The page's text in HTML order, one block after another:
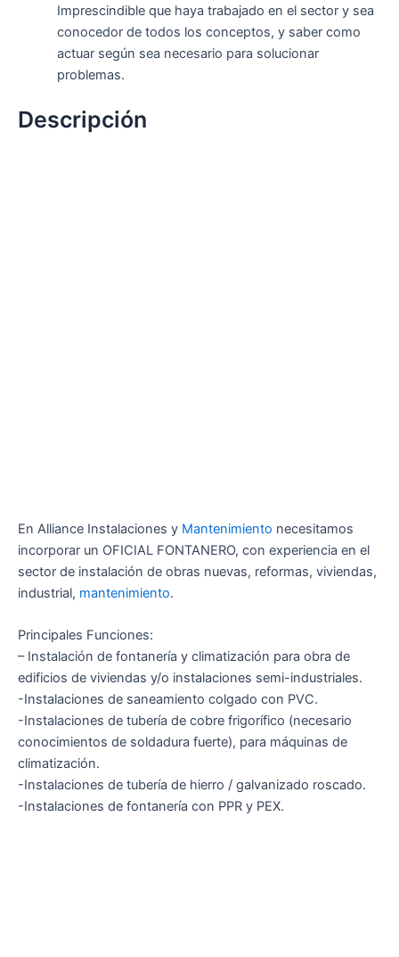
Imprescindible que haya trabajado en el sector y sea
conocedor de todos los conceptos, y saber como
actuar según sea necesario para solucionar
problemas.
Descripción
En Alliance Instalaciones y Mantenimiento necesitamos
incorporar un OFICIAL FONTANERO, con experiencia en el
sector de instalación de obras nuevas, reformas, viviendas,
industrial, mantenimiento.
Principales Funciones:
– Instalación de fontanería y climatización para obra de
edificios de viviendas y/o instalaciones semi-industriales.
-Instalaciones de saneamiento colgado con PVC.
-Instalaciones de tubería de cobre frigorífico (necesario
conocimientos de soldadura fuerte), para máquinas de
climatización.
-Instalaciones de tubería de hierro / galvanizado roscado.
-Instalaciones de fontanería con PPR y PEX.